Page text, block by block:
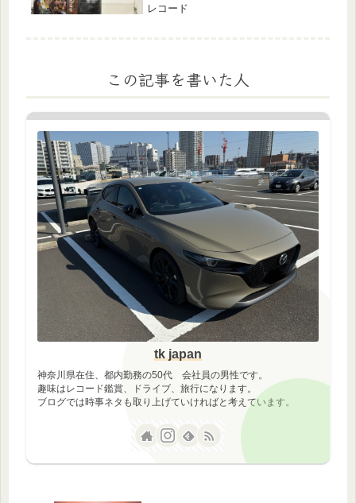
レコード
この記事を書いた人
tk japan
神奈川県在住、都内勤務の50代 会社員の男性です。
趣味はレコード鑑賞、ドライブ、旅行になります。
ブログでは時事ネタも取り上げていければと考えています。